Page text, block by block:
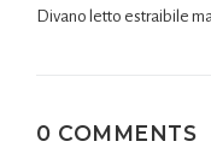
Divano letto estraibile
0 COMMENTS